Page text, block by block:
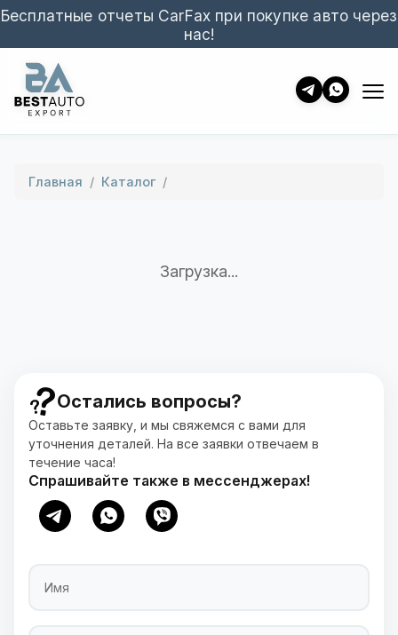
Бесплатные отчеты CarFax при покупке авто через
нас!
Главная / Каталог /
Загрузка...
Остались вопросы?
Оставьте заявку, и мы свяжемся с вами для
уточнения деталей. На все заявки отвечаем в
течение часа!
Спрашивайте также в мессенджерах!